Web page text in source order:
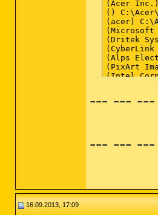
--- --- ---
--- --- ---
16.09.2013, 17:09